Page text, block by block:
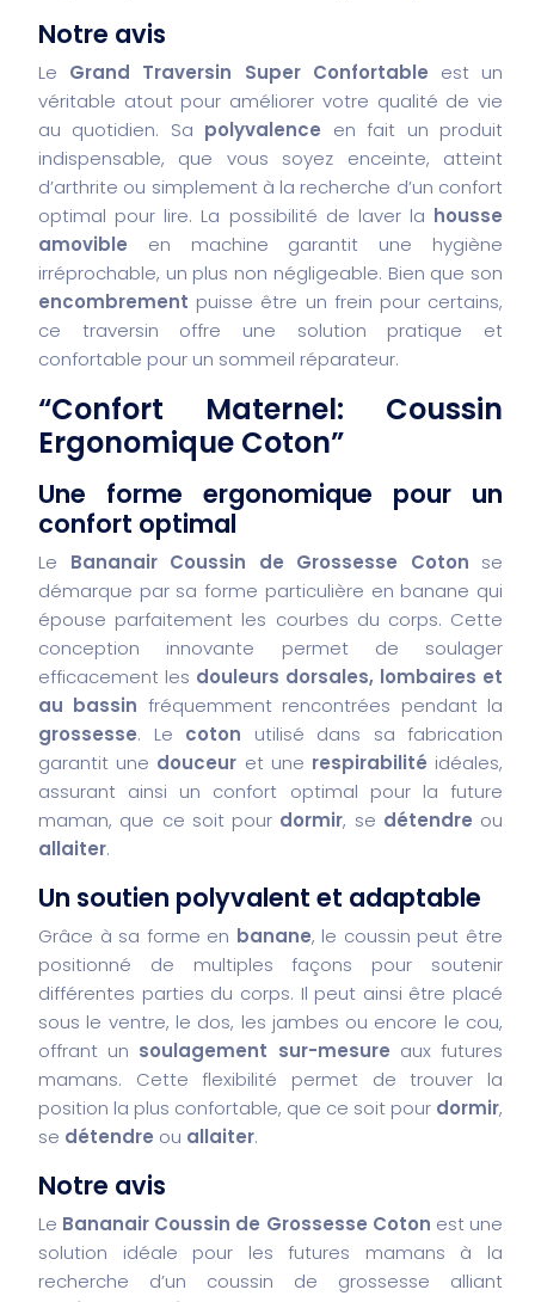
Notre avis
Le Grand Traversin Super Confortable est un
véritable atout pour améliorer votre qualité de vie
au quotidien. Sa polyvalence en fait un produit
indispensable, que vous soyez enceinte, atteint
d’arthrite ou simplement à la recherche d’un confort
optimal pour lire. La possibilité de laver la housse
amovible en machine garantit une hygiène
irréprochable, un plus non négligeable. Bien que son
encombrement puisse être un frein pour certains,
ce traversin offre une solution pratique et
confortable pour un sommeil réparateur.
“Confort Maternel: Coussin
Ergonomique Coton”
Une forme ergonomique pour un
confort optimal
Le Bananair Coussin de Grossesse Coton se
démarque par sa forme particulière en banane qui
épouse parfaitement les courbes du corps. Cette
conception innovante permet de soulager
efficacement les douleurs dorsales, lombaires et
au bassin fréquemment rencontrées pendant la
grossesse. Le coton utilisé dans sa fabrication
garantit une douceur et une respirabilité idéales,
assurant ainsi un confort optimal pour la future
maman, que ce soit pour dormir, se détendre ou
allaiter.
Un soutien polyvalent et adaptable
Grâce à sa forme en banane, le coussin peut être
positionné de multiples façons pour soutenir
différentes parties du corps. Il peut ainsi être placé
sous le ventre, le dos, les jambes ou encore le cou,
offrant un soulagement sur-mesure aux futures
mamans. Cette flexibilité permet de trouver la
position la plus confortable, que ce soit pour dormir,
se détendre ou allaiter.
Notre avis
Le Bananair Coussin de Grossesse Coton est une
solution idéale pour les futures mamans à la
recherche d’un coussin de grossesse alliant